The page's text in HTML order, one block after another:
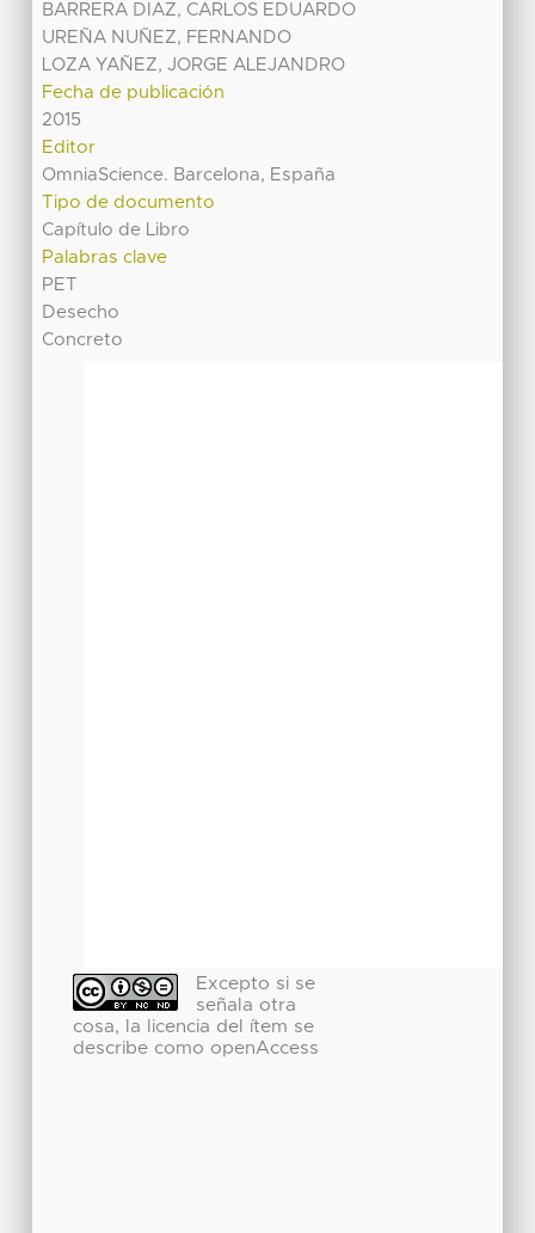
BARRERA DIAZ, CARLOS EDUARDO
UREÑA NUÑEZ, FERNANDO
LOZA YAÑEZ, JORGE ALEJANDRO
Fecha de publicación
2015
Editor
OmniaScience. Barcelona, España
Tipo de documento
Capítulo de Libro
Palabras clave
PET
Desecho
Concreto
Excepto si se
señala otra
cosa, la licencia del ítem se
describe como openAccess